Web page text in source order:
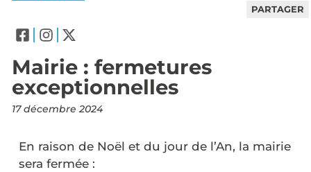
PARTAGER
Mairie : fermetures
exceptionnelles
17 décembre 2024
En raison de Noël et du jour de l’An, la mairie
sera fermée :